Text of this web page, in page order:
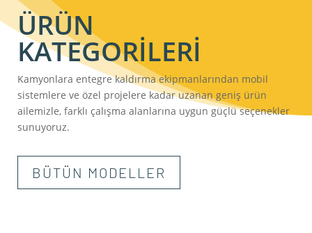
ÜRÜN
KATEGORİLERİ
Kamyonlara entegre kaldırma ekipmanlarından mobil
sistemlere ve özel projelere kadar uzanan geniş ürün
ailemizle, farklı çalışma alanlarına uygun güçlü seçenekler
sunuyoruz.
BÜTÜN MODELLER